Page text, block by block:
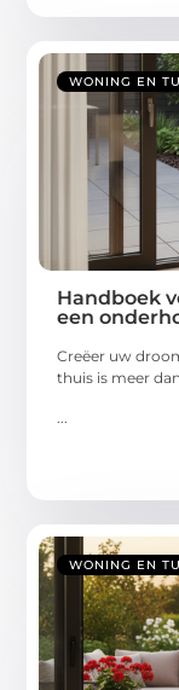
WONING EN
Handboek
een
Creëer uw
thuis is meer dan
WONING EN